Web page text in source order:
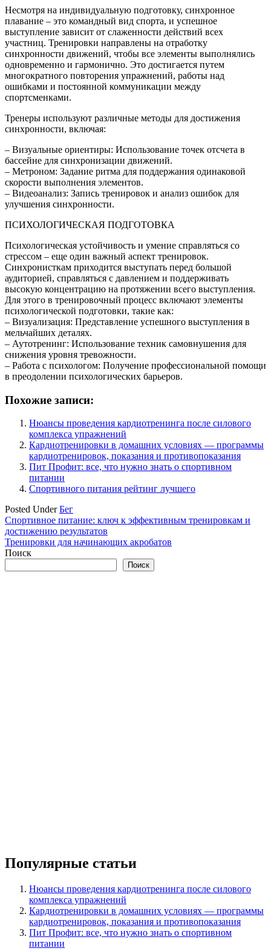
Несмотря на индивидуальную подготовку, синхронное
плавание – это командный вид спорта, и успешное
выступление зависит от слаженности действий всех
участниц. Тренировки направлены на отработку
синхронности движений, чтобы все элементы выполнялись
одновременно и гармонично. Это достигается путем
многократного повторения упражнений, работы над
ошибками и постоянной коммуникации между
спортсменками.
Тренеры используют различные методы для достижения
синхронности, включая:
– Визуальные ориентиры: Использование точек отсчета в
бассейне для синхронизации движений.
– Метроном: Задание ритма для поддержания одинаковой
скорости выполнения элементов.
– Видеоанализ: Запись тренировок и анализ ошибок для
улучшения синхронности.
ПСИХОЛОГИЧЕСКАЯ ПОДГОТОВКА
Психологическая устойчивость и умение справляться со
стрессом – еще один важный аспект тренировок.
Синхронисткам приходится выступать перед большой
аудиторией, справляться с давлением и поддерживать
высокую концентрацию на протяжении всего выступления.
Для этого в тренировочный процесс включают элементы
психологической подготовки, такие как:
– Визуализация: Представление успешного выступления в
мельчайших деталях.
– Аутотренинг: Использование техник самовнушения для
снижения уровня тревожности.
– Работа с психологом: Получение профессиональной помощи
в преодолении психологических барьеров.
Похожие записи:
Нюансы проведения кардиотренинга после силового
комплекса упражнений
Кардиотренировки в домашних условиях — программы
кардиотренировок, показания и противопоказания
Пит Профит: все, что нужно знать о спортивном
питании
Спортивного питания рейтинг лучшего
Posted UnderБег
Навигация
по
записям
Спортивное питание: ключ к эффективным тренировкам и
достижению результатов
Тренировки для начинающих акробатов
Поиск
Поиск
Популярные статьи
Нюансы проведения кардиотренинга после силового
комплекса упражнений
Кардиотренировки в домашних условиях — программы
кардиотренировок, показания и противопоказания
Пит Профит: все, что нужно знать о спортивном
питании